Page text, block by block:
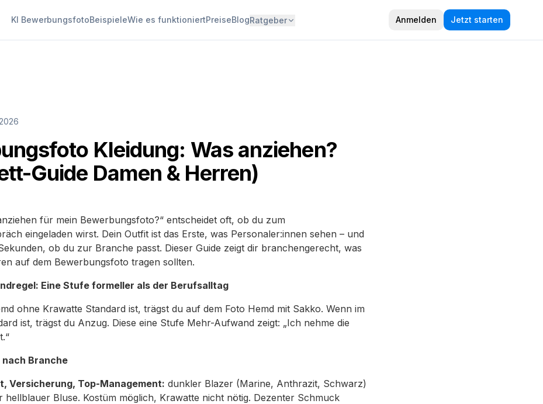
KI BewerbungsfotoBeispieleWie es funktioniertPreiseBlogRatgeber Anmelden Jetzt starten
Kleidung: Was anziehen?
Guide Damen & Herren)
für mein Bewerbungsfoto?“ entscheidet oft, ob du zum
eingeladen wirst. Dein Outfit ist das Erste, was Personaler:innen sehen – und
ob du zur Branche passt. Dieser Guide zeigt dir branchengerecht, was
auf dem Bewerbungsfoto tragen sollten.
Eine Stufe formeller als der Berufsalltag
ohne Krawatte Standard ist, trägst du auf dem Foto Hemd mit Sakko. Wenn im
ist, trägst du Anzug. Diese eine Stufe Mehr-Aufwand zeigt: „Ich nehme die
Branche
Versicherung, Top-Management: dunkler Blazer (Marine, Anthrazit, Schwarz)
hellblauer Bluse. Kostüm möglich, Krawatte nicht nötig. Dezenter Schmuck